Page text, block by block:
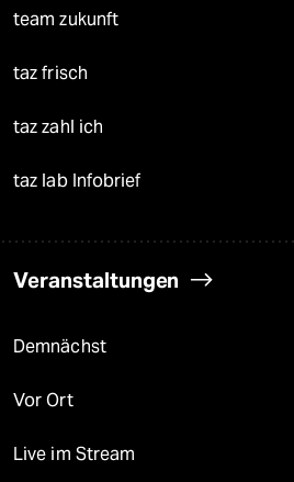
team zukunft
taz frisch
taz zahl ich
taz lab Infobrief
Veranstaltungen
Demnächst
Vor Ort
Live im Stream